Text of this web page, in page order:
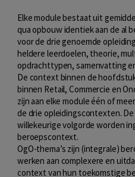
Elke module bestaat uit
qua opbouw identiek aan de al
voor de drie genoemde
heldere leerdoelen, theorie,
opdrachttypen, samenvatting
De context binnen de
binnen Retail, Commercie en
zijn aan elke module één of
de drie opleidingscontexten.
willekeurige volgorde worden
beroepscontext.
OgO-thema’s zijn (integrale)
werken aan complexere en
context van hun toekomstige